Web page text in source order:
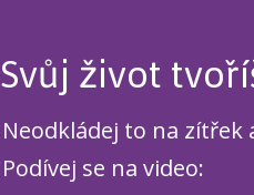
Svůj život
Neodkládej to na zítřek
Podívej se na video: